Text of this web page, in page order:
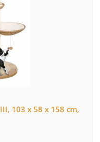
103 x 58 x 158 cm,